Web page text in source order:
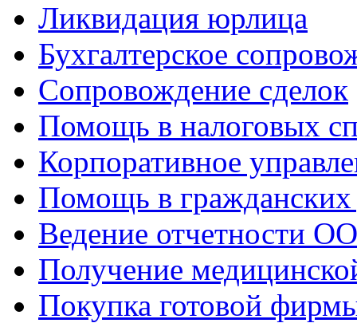
Ликвидация юрлица
Бухгалтерское
Сопровождение сделок
Помощь в налоговых
Корпоративное
Помощь в гражданских
Ведение отчетности
Получение
Покупка готовой